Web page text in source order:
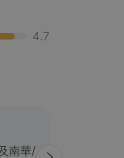
4.7
南華/